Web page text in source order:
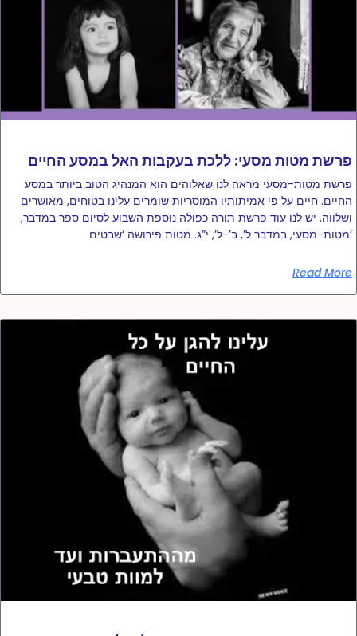
פרשת מטות מסעי: ללכת בעקבות האל במסע החיים
פרשת מטות-מסעי מראה לנו שאלוהים הוא המנהיג הטוב ביותר במסע
החיים. חיים על פי אמיתותיו המוסריות שומרים עלינו בטוחים, מאושרים
ושלווה. יש לנו עוד פרשת תורה כפולה נוספת השבוע לסיום ספר במדבר,
מטות-מסעי, במדבר ל’, ב’-ל’, י”ג. מטות פירושה ‘שבטים’
Read More